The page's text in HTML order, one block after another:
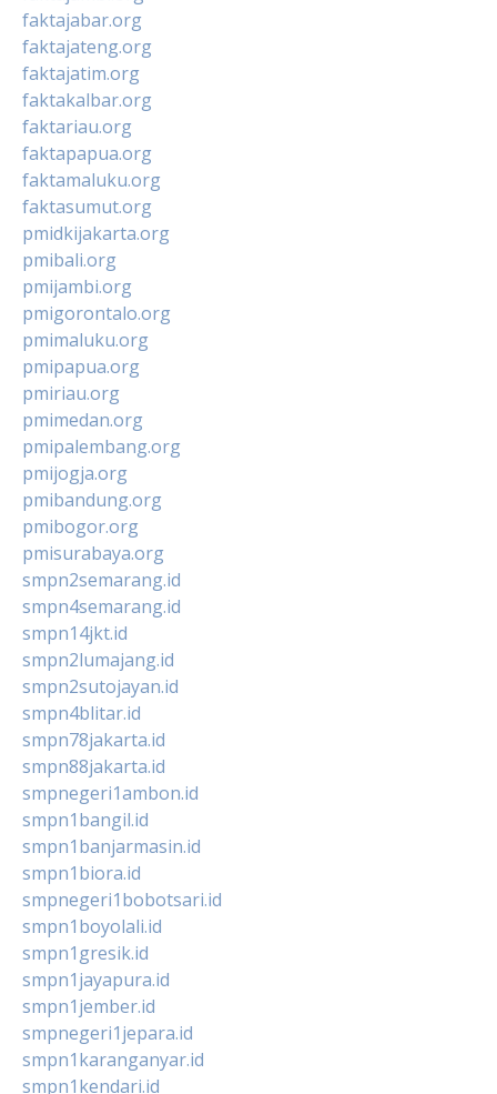
faktajabar.org
faktajateng.org
faktajatim.org
faktakalbar.org
faktariau.org
faktapapua.org
faktamaluku.org
faktasumut.org
pmidkijakarta.org
pmibali.org
pmijambi.org
pmigorontalo.org
pmimaluku.org
pmipapua.org
pmiriau.org
pmimedan.org
pmipalembang.org
pmijogja.org
pmibandung.org
pmibogor.org
pmisurabaya.org
smpn2semarang.id
smpn4semarang.id
smpn14jkt.id
smpn2lumajang.id
smpn2sutojayan.id
smpn4blitar.id
smpn78jakarta.id
smpn88jakarta.id
smpnegeri1ambon.id
smpn1bangil.id
smpn1banjarmasin.id
smpn1biora.id
smpnegeri1bobotsari.id
smpn1boyolali.id
smpn1gresik.id
smpn1jayapura.id
smpn1jember.id
smpnegeri1jepara.id
smpn1karanganyar.id
smpn1kendari.id